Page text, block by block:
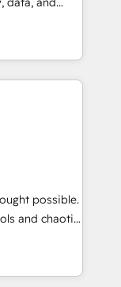
data-driven
Founded in
and
in building
success
insight
solutions
and
Impact
team:
possible.
and chaotic
revenue
deep
faster—with